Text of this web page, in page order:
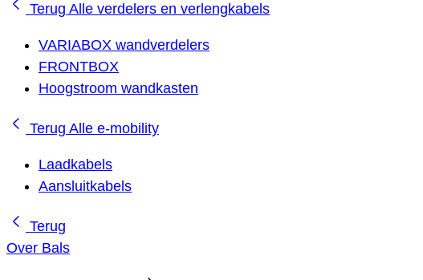
Terug Alle verdelers en verlengkabels
VARIABOX wandverdelers
FRONTBOX
Hoogstroom wandkasten
Terug Alle e-mobility
Laadkabels
Aansluitkabels
Terug
Over Bals